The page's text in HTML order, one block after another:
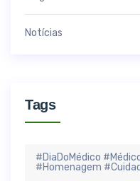
Notícias
Tags
#DiaDoMédico
#Homenagem